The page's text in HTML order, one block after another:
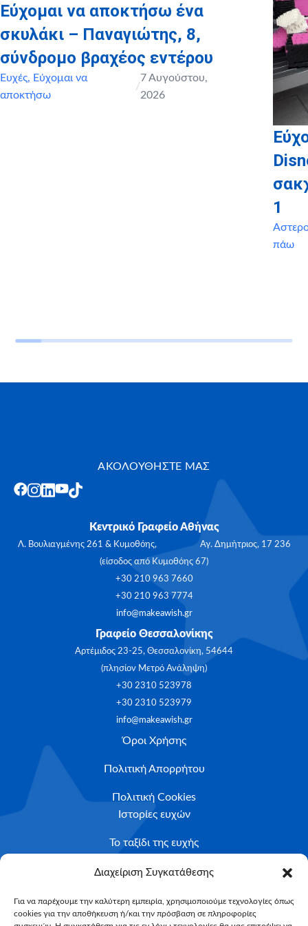
Διαχείριση Συγκατάθεσης
Για να παρέχουμε την καλύτερη εμπειρία, χρησιμοποιούμε τεχνολογίες όπως
cookies για την αποθήκευση ή/και την πρόσβαση σε πληροφορίες
Εύχομαι να αποκτήσω ένα
σκυλάκι – Παναγιώτης, 8,
σύνδρομο βραχέος εντέρου
Ευχές, Εύχομαι να
αποκτήσω
/
7 Αυγούστου,
2026
1
πάω
ΑΚΟΛΟΥΘΗΣΤΕ ΜΑΣ
Κεντρικό Γραφείο Αθήνας
Λ. Βουλιαγμένης 261 & Κυμοθόης, Αγ. Δημήτριος, 17 236
(είσοδος από Κυμοθόης 67)
+30 210 963 7660
+30 210 963 7774
info@makeawish.gr
Γραφείο Θεσσαλονίκης
Αρτέμιδος 23-25, Θεσσαλονίκη, 54644
(πλησίον Μετρό Ανάληψη)
+30 2310 523978
+30 2310 523979
info@makeawish.gr
Όροι Χρήσης
Πολιτική Απορρήτου
Πολιτική Cookies
Ιστορίες ευχών
Το ταξίδι της ευχής
Κριτήρια Καταλληλότητας
Υποβολή Αιτήματος
NEWSLETTER